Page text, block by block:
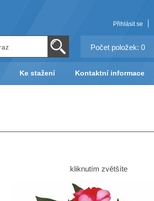
Přihlásit se
Počet položek: 0
Ke stažení Kontaktní informace
kliknutím zvětšíte